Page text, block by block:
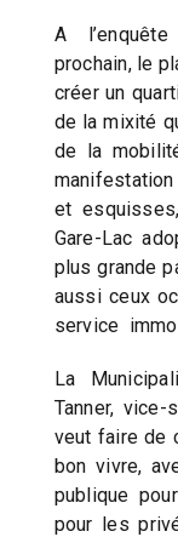
A
prochain, le
créer un
de la mixité
de la
et
Gare-Lac
plus grande
aussi ceux
service
La
Tanner, vice-
veut faire de
bon vivre,
publique
pour les